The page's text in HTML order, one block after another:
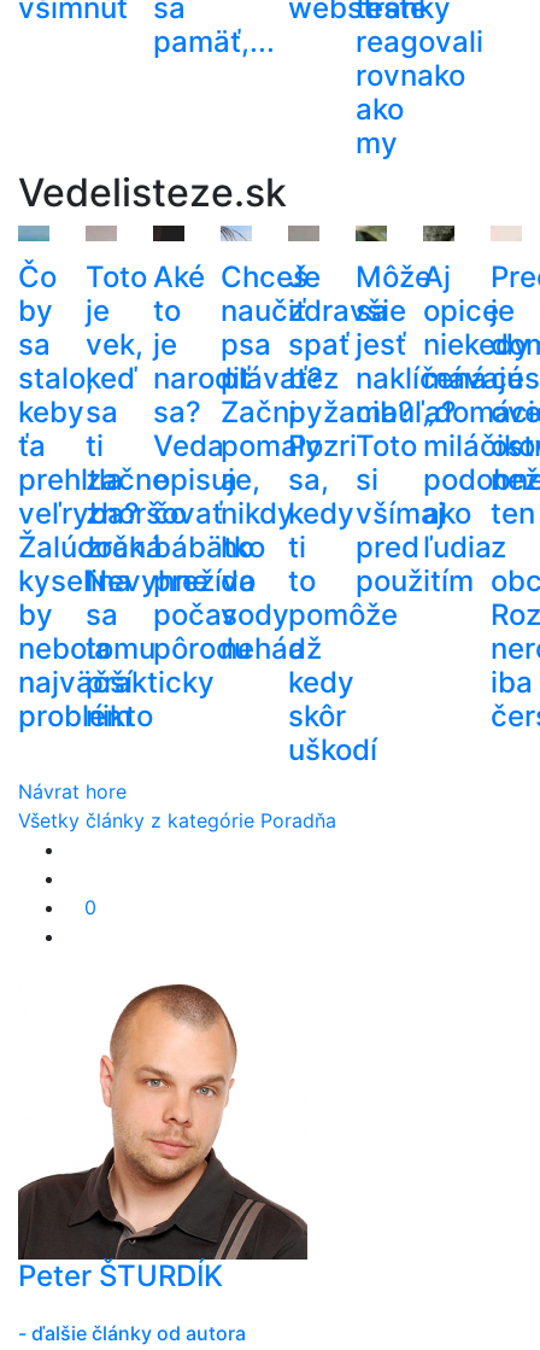
všimnúť
sa
pamäť,...
webstránky
teste
reagovali
rovnako
ako
my
Vedelisteze.sk
Čo
by
sa
stalo,
keby
ťa
prehltla
veľryba?
Žalúdočná
kyselina
by
nebola
najväčší
problém
Toto
je
vek,
keď
sa
ti
začne
zhoršovať
zrak.
Nevyhne
sa
tomu
prakticky
nikto
Aké
to
je
narodiť
sa?
Veda
opisuje,
čo
bábätko
prežíva
počas
pôrodu
Chceš
naučiť
psa
plávať?
Začni
pomaly
a
nikdy
ho
do
vody
nehádž
Je
zdravšie
spať
bez
pyžama?
Pozri
sa,
kedy
ti
to
pomôže
a
kedy
skôr
uškodí
Môže
sa
jesť
naklíčená
cibuľa?
Toto
si
všímaj
pred
použitím
Aj
opice
niekedy
mávajú
ako
ľudia
je
než
ten
z
iba
Návrat hore
Všetky články z kategórie Poradňa
0
Peter ŠTURDÍK
- ďalšie články od autora